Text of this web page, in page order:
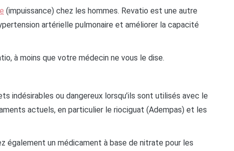
(impuissance) chez les hommes. Revatio est une autre
artérielle pulmonaire et améliorer la capacité
à moins que votre médecin ne vous le dise.
indésirables ou dangereux lorsqu’ils sont utilisés avec le
actuels, en particulier le riociguat (Adempas) et les
également un médicament à base de nitrate pour les